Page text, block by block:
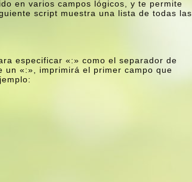
en varios campos lógicos, y te permite
script muestra una lista de todas las
especificar «:» como el separador de
un «:», imprimirá el primer campo que